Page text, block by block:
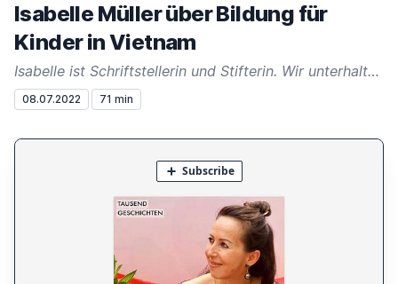
Isabelle Müller über Bildung für
Kinder in Vietnam
Isabelle ist Schriftstellerin und Stifterin. Wir unterhalten uns über ihre Familiengeschichte und die LOAN-Stiftung.
08.07.2022 71 min